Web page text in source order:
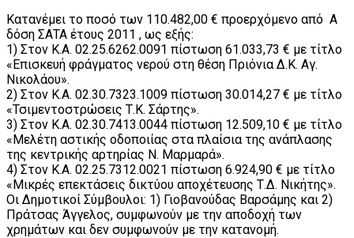
Κατανέμει το ποσό των 110.482,00 € προερχόμενο από Α
δόση ΣΑΤΑ έτους 2011 , ως εξής:
1) Στον Κ.Α. 02.25.6262.0091 πίστωση 61.033,73 € με τίτλο
«Επισκευή φράγματος νερού στη θέση Πριόνια Δ.Κ. Αγ.
Νικολάου».
2) Στον Κ.Α. 02.30.7323.1009 πίστωση 30.014,27 € με τίτλο
«Τσιμεντοστρώσεις Τ.Κ. Σάρτης».
3) Στον Κ.Α. 02.30.7413.0044 πίστωση 12.509,10 € με τίτλο
«Μελέτη αστικής οδοποιίας στα πλαίσια της ανάπλασης
της κεντρικής αρτηρίας Ν. Μαρμαρά».
4) Στον Κ.Α. 02.25.7312.0021 πίστωση 6.924,90 € με τίτλο
«Μικρές επεκτάσεις δικτύου αποχέτευσης Τ.Δ. Νικήτης».
Οι Δημοτικοί Σύμβουλοι: 1) Γιοβανούδας Βαρσάμης και 2)
Πράτσας Άγγελος, συμφωνούν με την αποδοχή των
χρημάτων και δεν συμφωνούν με την κατανομή.